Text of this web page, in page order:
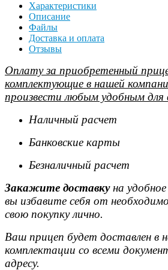
Характеристики
Описание
Файлы
Доставка и оплата
Отзывы
Оплату за приобретенный
комплектующие в нашей
произвести любым удобным для
Наличный расчет
Банковские карты
Безналичный расчет
Закажите доставкуна
вы избавите себя от
свою покупку лично.
Ваш прицеп будет доставлен в
комплектации со всеми
адресу.